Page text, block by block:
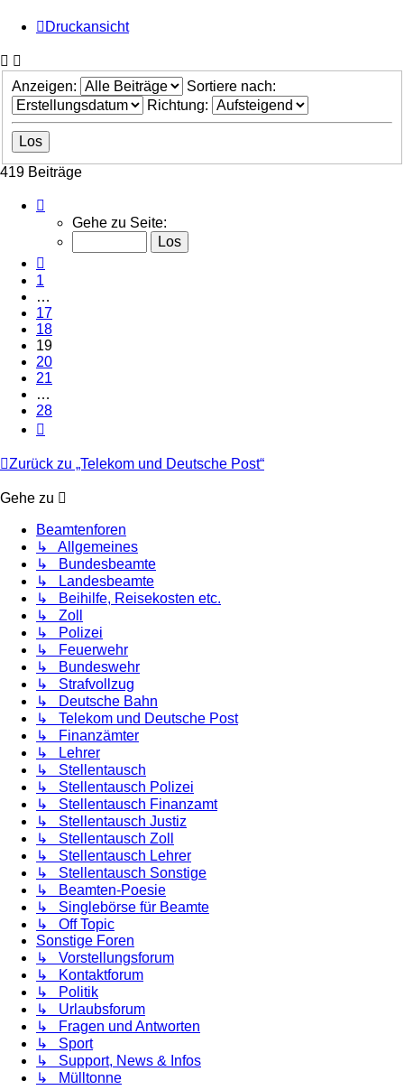
Druckansicht
Anzeigen:
Sortiere nach:
Richtung:
419 Beiträge
19
28
Gehe zu Seite:
1
…
17
18
19
20
21
…
28
Zurück zu „Telekom und Deutsche Post“
Gehe zu
Beamtenforen
↳ Allgemeines
↳ Bundesbeamte
↳ Landesbeamte
↳ Beihilfe, Reisekosten etc.
↳ Zoll
↳ Polizei
↳ Feuerwehr
↳ Bundeswehr
↳ Strafvollzug
↳ Deutsche Bahn
↳ Telekom und Deutsche Post
↳ Finanzämter
↳ Lehrer
↳ Stellentausch
↳ Stellentausch Polizei
↳ Stellentausch Finanzamt
↳ Stellentausch Justiz
↳ Stellentausch Zoll
↳ Stellentausch Lehrer
↳ Stellentausch Sonstige
↳ Beamten-Poesie
↳ Singlebörse für Beamte
↳ Off Topic
Sonstige Foren
↳ Vorstellungsforum
↳ Kontaktforum
↳ Politik
↳ Urlaubsforum
↳ Fragen und Antworten
↳ Sport
↳ Support, News & Infos
↳ Mülltonne